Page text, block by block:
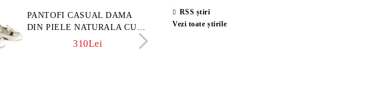
Mocasini damă din piele
întoarsă naturală maro închis –
Vero Lume
342Lei
Sandale damă din piele velur
naturală culoare maro deschis
PANTOFI CASUAL DAMA
DIN PIELE NATURALA CU
IMPRIMEU FLORAL -
310Lei
ELIA MOVE – PANTOFI DE
VARĂ ALBI DIN PIELE
RSS știri
Vezi toate știrile